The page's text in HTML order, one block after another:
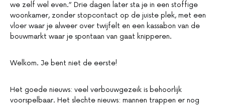
we zelf wel even.” Drie dagen later sta je in een stoffige
woonkamer, zonder stopcontact op de juiste plek, met een
vloer waar je alweer over twijfelt en een kassabon van de
bouwmarkt waar je spontaan van gaat knipperen.
Welkom. Je bent niet de eerste!
Het goede nieuws: veel verbouwgezeik is behoorlijk
voorspelbaar. Het slechte nieuws: mannen trappen er nog